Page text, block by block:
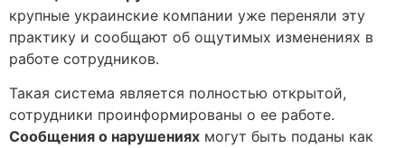
крупные украинские компании уже переняли эту
практику и сообщают об ощутимых изменениях в
работе сотрудников.
Такая система является полностью открытой,
сотрудники проинформированы о ее работе.
Сообщения о нарушениях могут быть поданы как